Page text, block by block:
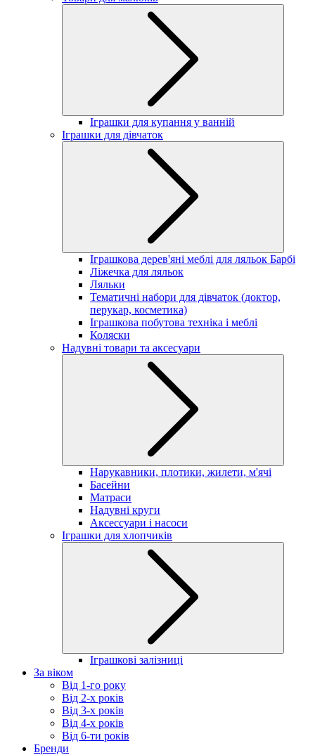
Іграшки для купання у ванній
Іграшки для дівчаток
Іграшкова дерев'яні меблі для ляльок Барбі
Ліжечка для ляльок
Ляльки
Тематичні набори для дівчаток (доктор,
перукар, косметика)
Іграшкова побутова техніка і меблі
Коляски
Надувні товари та аксесуари
Нарукавники, плотики, жилети, м'ячі
Басейни
Матраси
Надувні круги
Аксессуари і насоси
Іграшки для хлопчиків
Іграшкові залізниці
За віком
Від 1-го року
Від 2-х років
Від 3-х років
Від 4-х років
Від 6-ти років
Бренди